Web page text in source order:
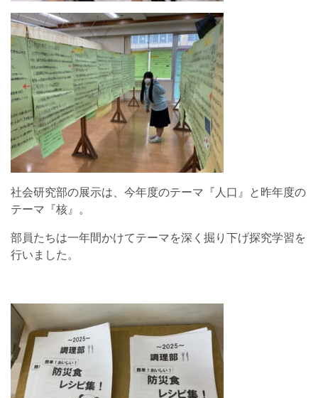
社会研究部の展示は、今年度のテーマ『人口』と昨年度の
テーマ『核』。
部員たちは一年間かけてテーマを深く掘り下げ探究学習を
行いました。